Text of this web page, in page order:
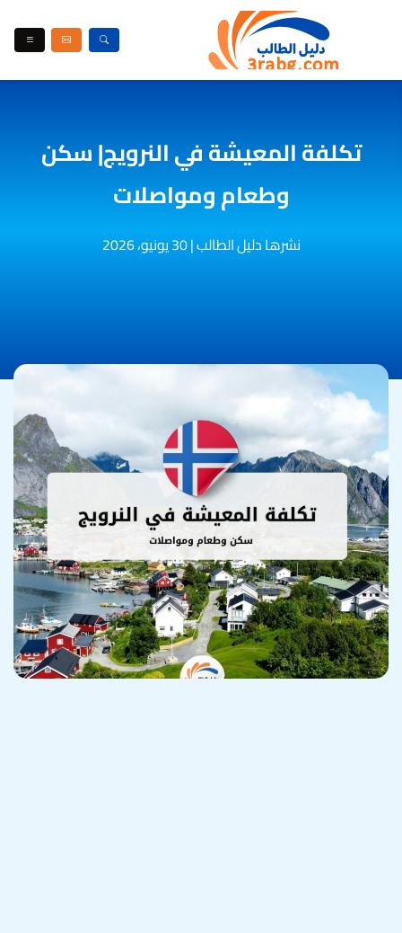
تكلفة المعيشة في النرويج| سكن
وطعام ومواصلات
نشرها دليل الطالب|30 يونيو، 2026